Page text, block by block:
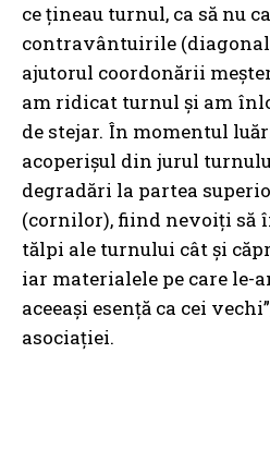
ce țineau turnul, ca să nu
contravântuirile
ajutorul coordonării
am ridicat turnul și am
de stejar. În momentul
acoperișul din jurul
degradări la partea
(cornilor), fiind nevoiți să
tălpi ale turnului cât și
iar materialele pe care le-
aceeași esență ca cei
asociației.